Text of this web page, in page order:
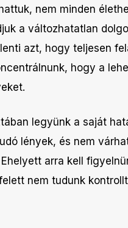
nem minden
a változhatatlan
azt, hogy teljesen
hogy a
legyünk a saját
lények, és nem
arra kell
nem tudunk